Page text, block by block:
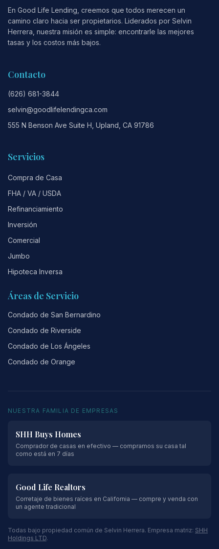
En Good Life Lending, creemos que todos merecen un
camino claro hacia ser propietarios. Liderados por Selvin
Herrera, nuestra misión es simple: encontrarle las mejores
tasas y los costos más bajos.
Contacto
(626) 681-3844
selvin@goodlifelendingca.com
555 N Benson Ave Suite H, Upland, CA 91786
Servicios
Compra de Casa
FHA / VA / USDA
Refinanciamiento
Inversión
Comercial
Jumbo
Hipoteca Inversa
Áreas de Servicio
Condado de San Bernardino
Condado de Riverside
Condado de Los Ángeles
Condado de Orange
NUESTRA FAMILIA DE EMPRESAS
SHH Buys Homes
Comprador de casas en efectivo — compramos su casa tal
como está en 7 días
Good Life Realtors
Corretaje de bienes raíces en California — compre y venda con
un agente tradicional
Todas bajo propiedad común de Selvin Herrera. Empresa matriz: SHH
Holdings LTD.